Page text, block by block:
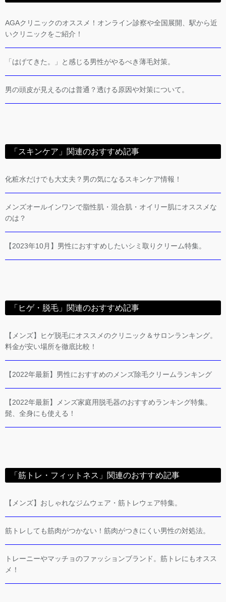
AGAクリニックのオススメ！オンライン診察や全国展開、駅から近
いクリニックをご紹介！
「はげてきた。」と感じる男性がやるべき薄毛対策。
男の頭皮が見えるのは普通？透ける原因や対策について。
「スキンケア」関連のおすすめ記事
化粧水だけでも大丈夫？男の気になるスキンケア情報！
メンズオールインワンで脂性肌・混合肌・オイリー肌にオススメな
のは？
【2023年10月】男性におすすめしたいシミ取りクリーム特集。
「ヒゲ・脱毛」関連のおすすめ記事
【メンズ】ヒゲ脱毛にオススメのクリニック＆サロンランキング。
料金が安い場所を徹底比較！
【2022年最新】男性におすすめのメンズ除毛クリームランキング
【2022年最新】メンズ家庭用脱毛器のおすすめランキング特集。
髭、全身にも使える！
「筋トレ・フィットネス」関連のおすすめ記事
【メンズ】おしゃれなジムウェア・筋トレウェア特集。
筋トレしても筋肉がつかない！筋肉がつきにくい男性の対処法。
トレーニーやマッチョのファッションブランド。筋トレにもオスス
メ！